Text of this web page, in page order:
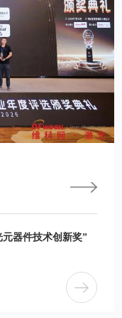
器件技术创新奖”